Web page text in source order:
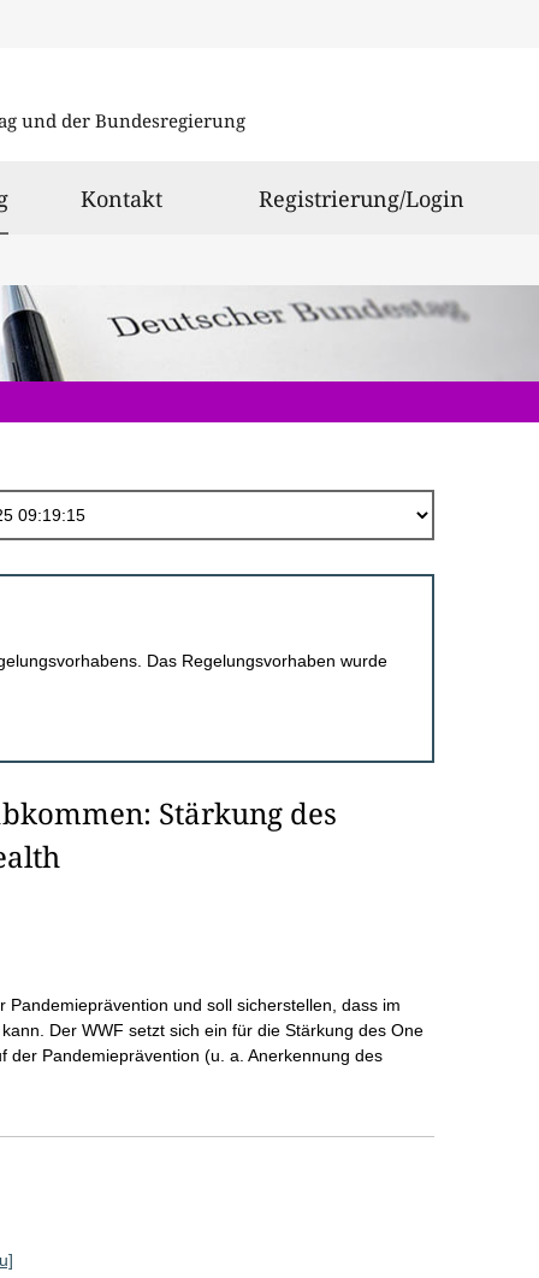
und der Bundesregierung
ausgewählt
Kontakt Registrierung/Login
Das Regelungsvorhaben wurde
Stärkung des
und soll sicherstellen, dass im
Der WWF setzt sich ein für die Stärkung des One
der Pandemieprävention (u. a. Anerkennung des